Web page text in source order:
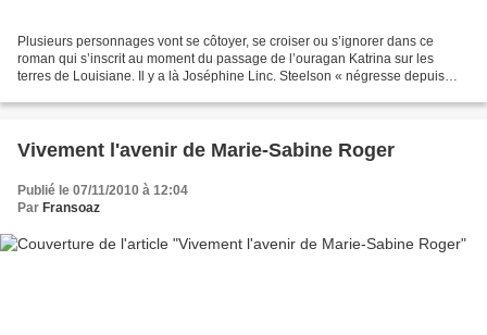
Plusieurs personnages vont se côtoyer, se croiser ou s’ignorer dans ce
roman qui s’inscrit au moment du passage de l’ouragan Katrina sur les
terres de Louisiane. Il y a là Joséphine Linc. Steelson « négresse depuis
Vivement l'avenir de Marie-Sabine Roger
Publié le 07/11/2010 à 12:04
Par Fransoaz